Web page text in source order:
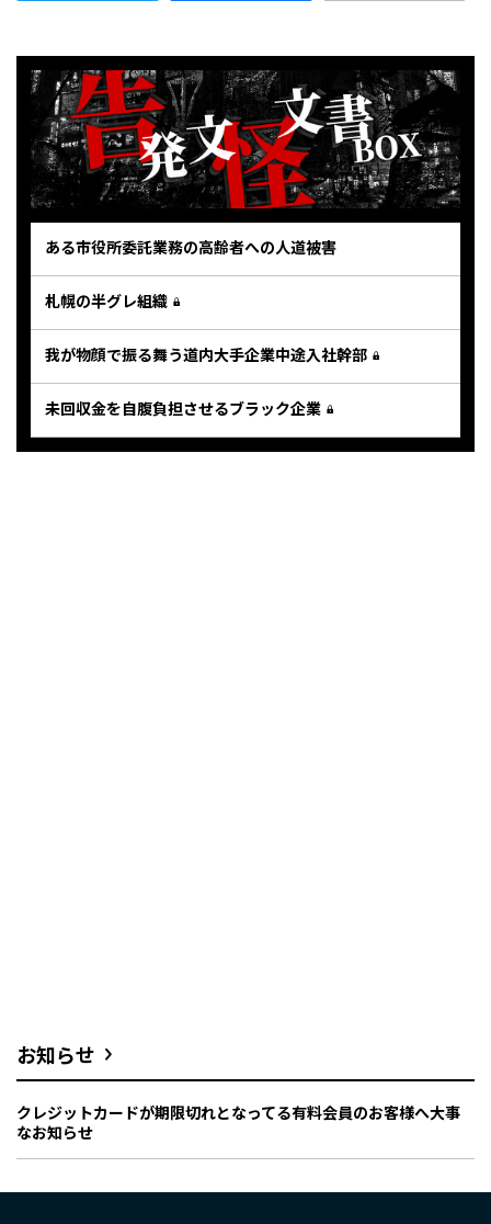
ある市役所委託業務の高齢者への人道被害
札幌の半グレ組織
我が物顔で振る舞う道内大手企業中途入社幹部
未回収金を自腹負担させるブラック企業
お知らせ
クレジットカードが期限切れとなってる有料会員のお客様へ大事
なお知らせ